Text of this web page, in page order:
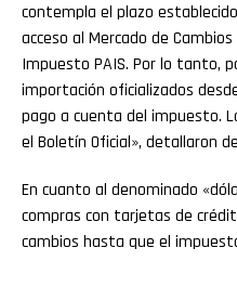
contempla el plazo
acceso al Mercado de
Impuesto PAIS. Por lo tanto,
importación oficializados
pago a cuenta del impuesto.
el Boletín Oficial», detallaron
En cuanto al denominado
compras con tarjetas de
cambios hasta que el